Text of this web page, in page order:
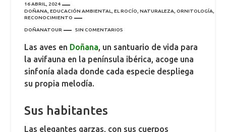
16 ABRIL, 2024
DOÑANA EDUCACIÓN AMBIENTAL EL ROCÍO NATURALEZA ORNITOLOGÍA
RECONOCIMIENTO
DOÑANATOUR SIN COMENTARIOS
Las aves en Doñana, un santuario de vida para
la avifauna en la península ibérica, acoge una
sinfonía alada donde cada especie despliega
su propia melodía.
Sus habitantes
Las elegantes garzas, con sus cuerpos